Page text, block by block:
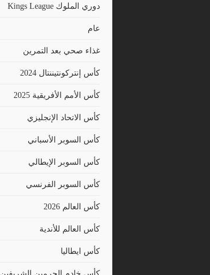
دوري الملوك Kings League
عام
غذاء صحي بعد التمرين
كأس إنتركونتيننتال 2024
كأس الأمم الأفريقية 2025
كأس الاتحاد الإنجليزي
كأس السوبر الأسباني
كأس السوبر الإيطالي
كأس السوبر الفرنسي
كأس العالم 2026
كأس العالم للأندية
كأس ايطاليا